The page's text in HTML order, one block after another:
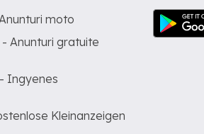
moto
- Anunturi gratuite
- Ingyenes
Kleinanzeigen